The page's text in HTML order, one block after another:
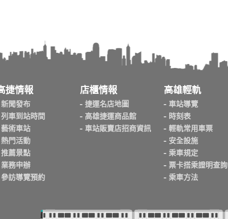
捷情報
新聞發布
列車到站時間
藝術車站
熱門活動
推薦景點
業務申辦
參訪導覽預約
店櫃情報
捷運名店地圖
高雄捷運商品館
車站販賣店招商資訊
高雄輕軌
車站導覽
時刻表
輕軌常用車票
安全設施
乘車規定
票卡搭乘證明查詢
乘車方法